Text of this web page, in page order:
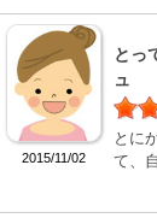
2015/11/02
とっ
ュ
とに
て、